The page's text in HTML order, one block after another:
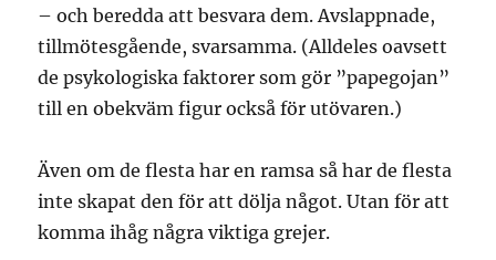
– och beredda att besvara dem. Avslappnade,
tillmötesgående, svarsamma. (Alldeles oavsett
de psykologiska faktorer som gör ”papegojan”
till en obekväm figur också för utövaren.)
Även om de flesta har en ramsa så har de flesta
inte skapat den för att dölja något. Utan för att
komma ihåg några viktiga grejer.